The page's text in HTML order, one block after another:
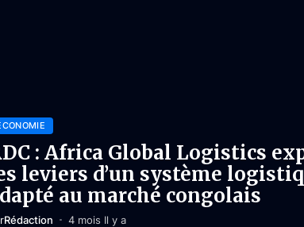
: Africa Global Logistics
leviers d’un système
au marché congolais
Rédaction 4 mois Il y a